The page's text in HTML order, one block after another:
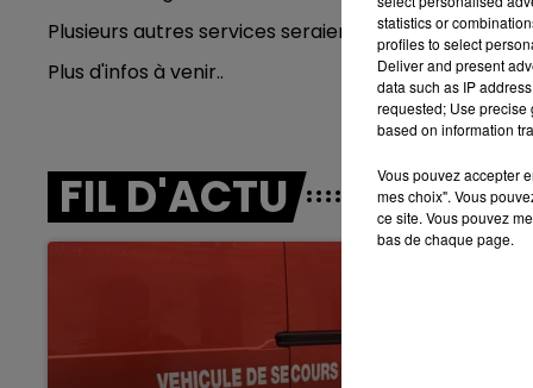
10h00 - 14h00
LE TICKET DE CAISSE
Plusieurs autres services seraient également
Plus d'infos à venir..
FIL D'ACTU
statistics or
profiles to select
Deliver and present
data such as IP
requested; Use precise
based on information
Vous pouvez accepter
mes choix". Vous
ce site. Vous pouvez
bas de chaque page.